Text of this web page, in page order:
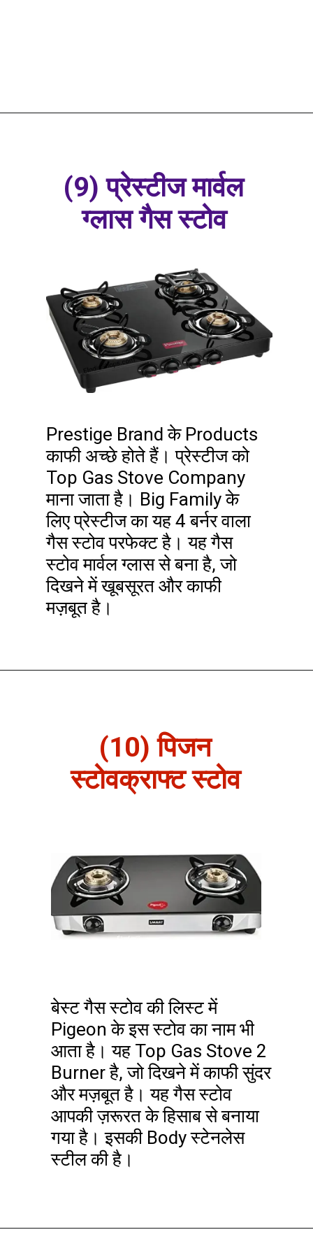
Prestige Brand के Products
काफी अच्छे होते हैं। प्रेस्टीज को
Top Gas Stove Company
माना जाता है। Big Family के
लिए प्रेस्टीज का यह 4 बर्नर वाला
गैस स्टोव परफेक्ट है। यह गैस
स्टोव मार्वल ग्लास से बना है, जो
दिखने में खूबसूरत और काफी
मज़बूत है।
(9) प्रेस्टीज मार्वल
ग्लास गैस स्टोव
बेस्ट गैस स्टोव की लिस्ट में
Pigeon के इस स्टोव का नाम भी
आता है। यह Top Gas Stove 2
Burner है, जो दिखने में काफी सुंदर
और मज़बूत है। यह गैस स्टोव
आपकी ज़रूरत के हिसाब से बनाया
गया है। इसकी Body स्टेनलेस
स्टील की है।
(10) पिजन
स्टोवक्राफ्ट स्टोव